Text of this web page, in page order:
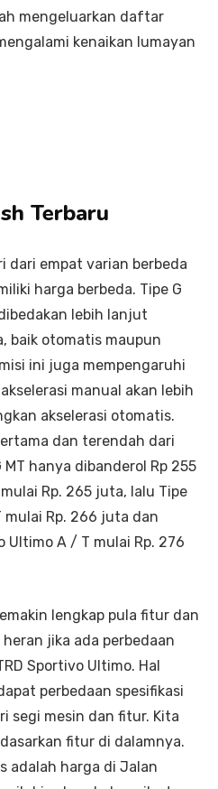
mengeluarkan daftar
kenaikan lumayan
Terbaru
dari empat varian berbeda
harga berbeda. Tipe G
lebih lanjut
baik otomatis maupun
ini juga mempengaruhi
manual akan lebih
akselerasi otomatis.
dan terendah dari
hanya dibanderol Rp 255
Rp. 265 juta, lalu Tipe
mulai Rp. 266 juta dan
Ultimo A / T mulai Rp. 276
lengkap pula fitur dan
jika ada perbedaan
Sportivo Ultimo. Hal
perbedaan spesifikasi
segi mesin dan fitur. Kita
fitur di dalamnya.
adalah harga di Jalan